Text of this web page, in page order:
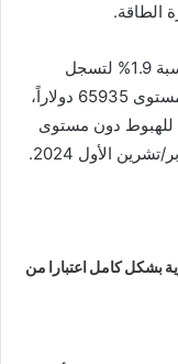
الطاقة.
وصعدت العملة المشفرة الأكبر في العالم بنسبة 1.9% لتسجل
65620 دولاراً، بعد أن لامست خلال الجلسة مستوى 65935 دولاراً،
للهبوط دون مستوى
بشكل كامل اعتبارا من